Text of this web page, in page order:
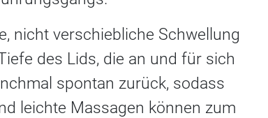
nicht verschiebliche Schwellung
des Lids, die an und für sich
spontan zurück, sodass
leichte Massagen können zum